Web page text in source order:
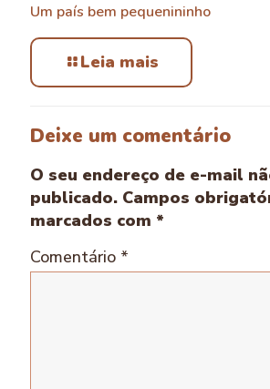
Um país bem pequenininho
Leia mais
Deixe um comentário
O seu endereço de e-mail
publicado. Campos
marcados com *
Comentário *